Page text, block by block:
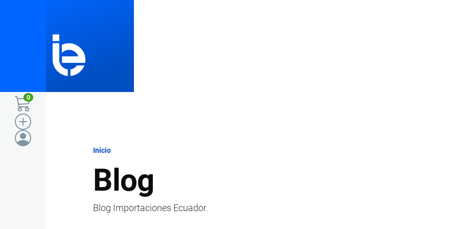
Ruta
de
navegación
Inicio
Blog
Blog Importaciones Ecuador.
0